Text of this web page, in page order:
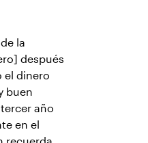
la
después
el dinero
buen
año
en el